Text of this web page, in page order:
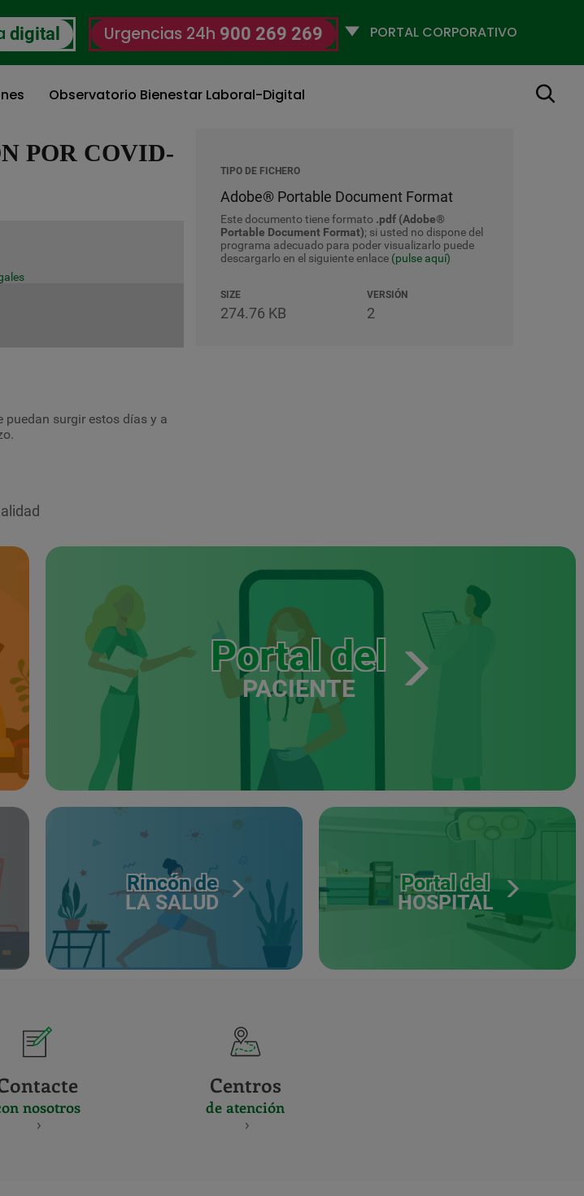
digital Urgencias 24h 900 269 269
Selecciona
Observatorio Bienestar Laboral-Digital Buscar
POR COVID-
surgir estos días y a
TIPO DE FICHERO
Adobe® Portable Document Format
Este documento tiene formato .pdf (Adobe®
Portable Document Format); si usted no dispone del
programa adecuado para poder visualizarlo puede
descargarlo en el siguiente enlace (pulse aquí)
SIZE
274.76 KB
VERSIÓN
2
Portal del
PACIENTE
Rincón de
LA SALUD
Portal del
HOSPITAL
nosotros
Centros
de atención